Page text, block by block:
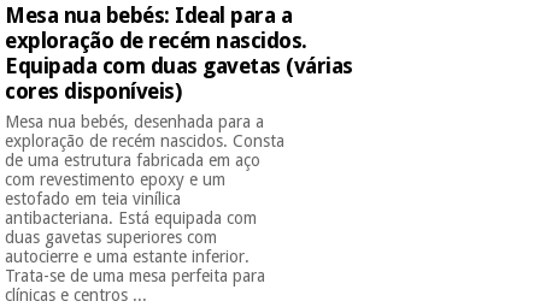
Ortopedia
Instrumental
cirúrgico
(liquidação)
Mesa nua bebés: Ideal para a
exploração de recém nascidos.
Equipada com duas gavetas (várias
cores disponíveis)
Mesa nua bebés, desenhada para a
exploração de recém nascidos. Consta
de uma estrutura fabricada em aço
com revestimento epoxy e um
estofado em teia vinílica
antibacteriana. Está equipada com
duas gavetas superiores com
autocierre e uma estante inferior.
Trata-se de uma mesa perfeita para
clínicas e centros ...